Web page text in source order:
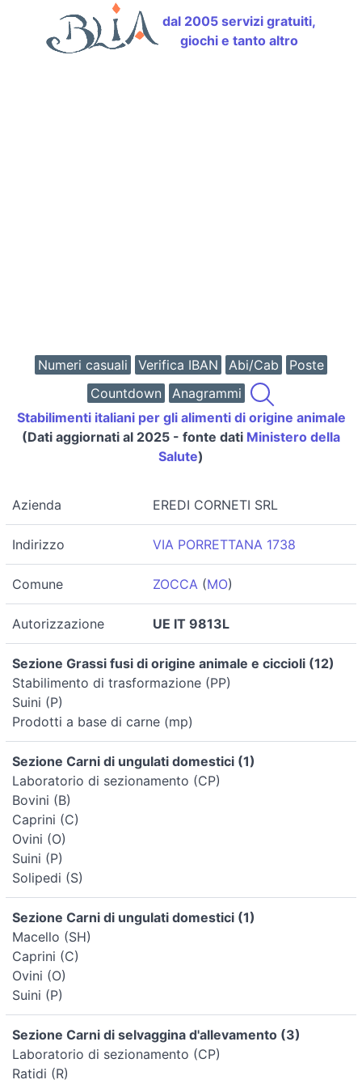
dal 2005 servizi gratuiti,
giochi e tanto altro
Numeri casuali Verifica IBAN Abi/Cab
Poste
Countdown
Anagrammi
Stabilimenti italiani per gli alimenti di origine animale
(Dati aggiornati al 2025 - fonte dati Ministero della
Salute)
Azienda EREDI CORNETI SRL
Indirizzo VIA PORRETTANA 1738
Comune ZOCCA (MO)
Autorizzazione UE IT 9813L
Sezione Grassi fusi di origine animale e ciccioli (12)
Stabilimento di trasformazione (PP)
Suini (P)
Prodotti a base di carne (mp)
Sezione Carni di ungulati domestici (1)
Laboratorio di sezionamento (CP)
Bovini (B)
Caprini (C)
Ovini (O)
Suini (P)
Solipedi (S)
Sezione Carni di ungulati domestici (1)
Macello (SH)
Caprini (C)
Ovini (O)
Suini (P)
Sezione Carni di selvaggina d'allevamento (3)
Laboratorio di sezionamento (CP)
Ratidi (R)